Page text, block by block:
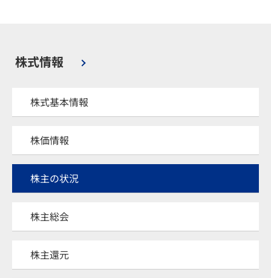
株式情報
株式基本情報
株価情報
株主の状況
株主総会
株主還元